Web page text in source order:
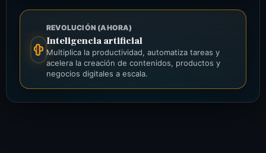
REVOLUCIÓN (AHORA)
Inteligencia artificial
Multiplica la productividad, automatiza tareas y
acelera la creación de contenidos, productos y
negocios digitales a escala.